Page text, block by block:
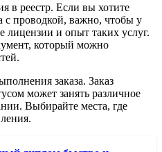
в реестр. Если вы хотите
с проводкой, важно, чтобы у
и опыт таких услуг.
который можно
заказа. Заказ
может занять различное
Выбирайте места, где